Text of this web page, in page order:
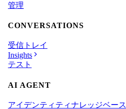
管理
CONVERSATIONS
受信トレイ
Insights
テスト
AI AGENT
アイデンティティナレッジベース